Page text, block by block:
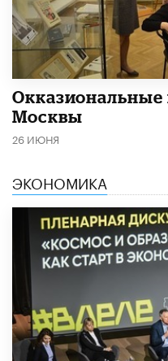
Москвы
26 ИЮНЯ
ЭКОНОМИКА